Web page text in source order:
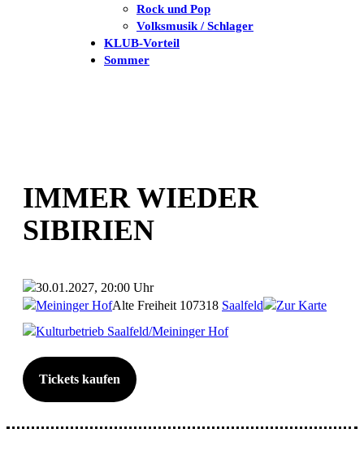
Rock und Pop
Volksmusik / Schlager
KLUB-Vorteil
Sommer
IMMER WIEDER
SIBIRIEN
30.01.2027, 20:00 Uhr
Meininger HofAlte Freiheit 107318 Saalfeld
Zur Karte
Kulturbetrieb Saalfeld/Meininger Hof
Tickets kaufen